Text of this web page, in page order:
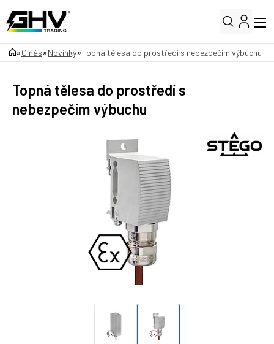
»O nás»Novinky»Topná tělesa do prostředí s nebezpečím výbuchu
Topná tělesa do prostředí s
nebezpečím výbuchu